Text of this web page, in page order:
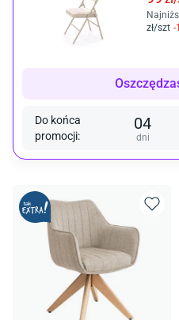
zł/szt -
Do końca
promocji:
04
dni